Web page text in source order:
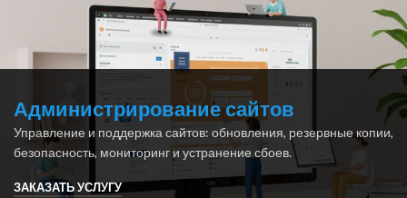
Администрирование сайтов
Управление и поддержка сайтов: обновления, резервные копии,
безопасность, мониторинг и устранение сбоев.
ЗАКАЗАТЬ УСЛУГУ